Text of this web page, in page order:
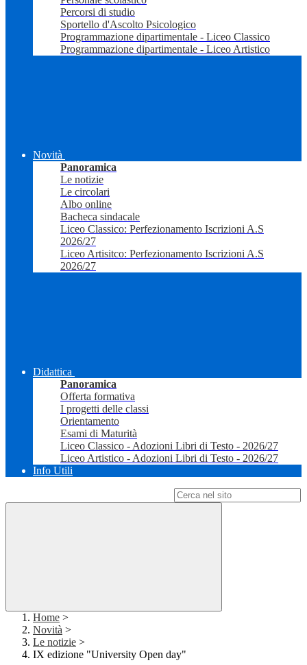
Percorsi di studio
Sportello d'Ascolto Psicologico
Programmazione dipartimentale - Liceo Classico
Programmazione dipartimentale - Liceo Artistico
Novità
Panoramica
Le notizie
Le circolari
Albo online
Bacheca sindacale
Liceo Classico: Perfezionamento Iscrizioni A.S
2026/27
Liceo Artisitco: Perfezionamento Iscrizioni A.S
2026/27
Didattica
Panoramica
Offerta formativa
I progetti delle classi
Orientamento
Esami di Maturità
Liceo Classico - Adozioni Libri di Testo - 2026/27
Liceo Artistico - Adozioni Libri di Testo - 2026/27
Info Utili
Home >
Novità >
Le notizie >
IX edizione "University Open day"